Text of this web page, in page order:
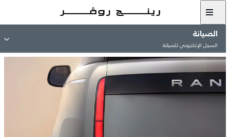
الصيانة
السجل الإلكتروني للصيانة